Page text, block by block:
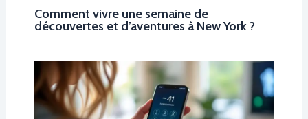
Comment vivre une semaine de
découvertes et d’aventures à New York ?